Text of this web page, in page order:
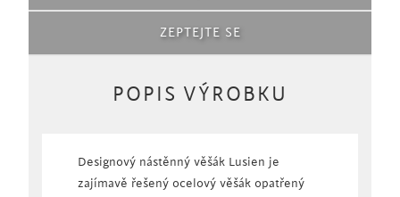
ZEPTEJTE SE
POPIS VÝROBKU
Designový nástěnný věšák Lusien je
zajímavě řešený ocelový věšák opatřený